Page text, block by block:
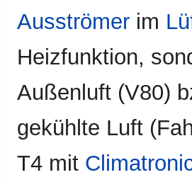
Ausströmer im
Heizfunktion,
Außenluft (V80)
gekühlte Luft
T4 mit